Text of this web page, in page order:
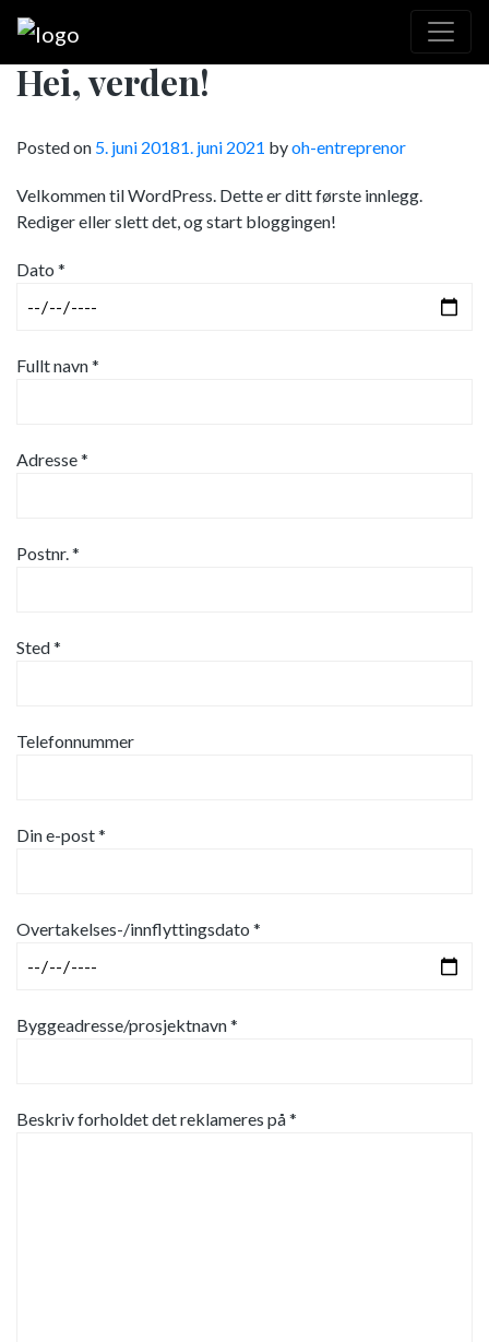
Hei, verden!
Posted on 5. juni 20181. juni 2021 byoh-entreprenor
Velkommen til WordPress. Dette er ditt første innlegg.
Rediger eller slett det, og start bloggingen!
Dato *
Fullt navn *
Adresse *
Postnr. *
Sted *
Telefonnummer
Din e-post *
Overtakelses-/innflyttingsdato *
Byggeadresse/prosjektnavn *
Beskriv forholdet det reklameres på *